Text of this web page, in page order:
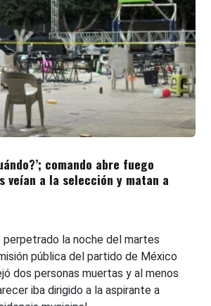
comando abre fuego
veían a la selección y matan a
perpetrado la noche del martes
pública del partido de México
dos personas muertas y al menos
iba dirigido a la aspirante a